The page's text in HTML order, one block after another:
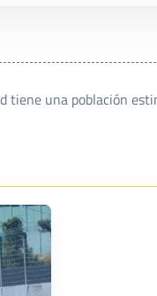
tiene una población